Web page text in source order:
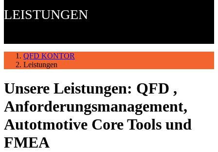
LEISTUNGEN
QFD KONTOR
Leistungen
Unsere Leistungen: QFD ,
Anforderungsmanagement,
Autotmotive Core Tools und
FMEA